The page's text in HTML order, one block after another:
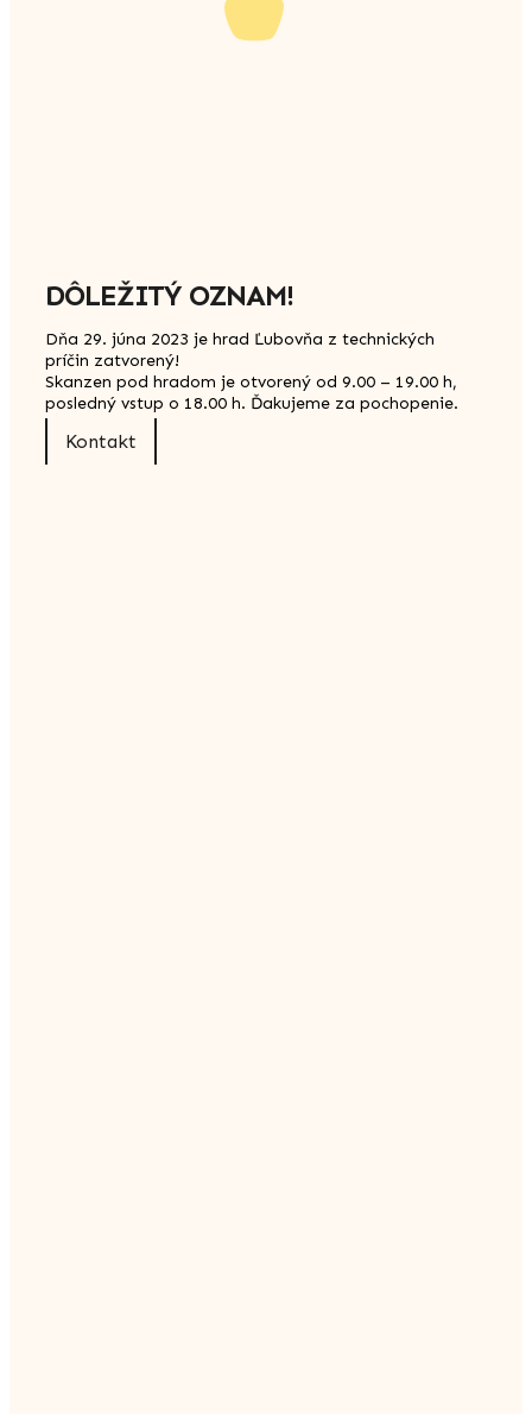
DÔLEŽITÝ OZNAM!
Dňa 29. júna 2023 je hrad Ľubovňa z technických
príčin zatvorený!
Skanzen pod hradom je otvorený od 9.00 – 19.00 h,
posledný vstup o 18.00 h. Ďakujeme za pochopenie.
Kontakt